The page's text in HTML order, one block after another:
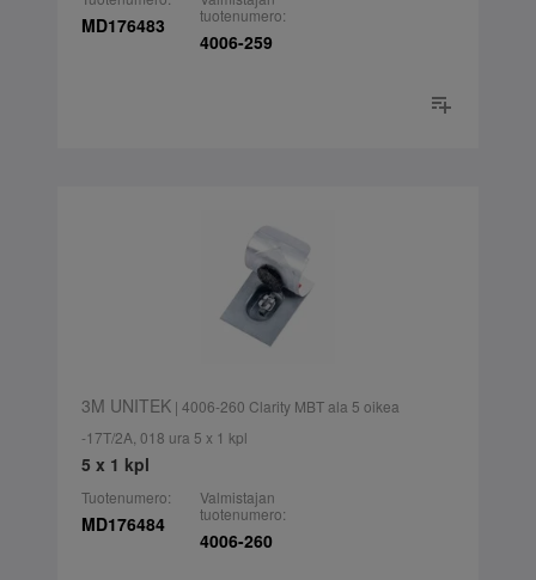
MD176483
tuotenumero:
4006-259
3M UNITEK| 4006-260 Clarity MBT ala 5 oikea
-17T/2A, 018 ura 5 x 1 kpl
5 x 1 kpl
Tuotenumero:
MD176484
Valmistajan
tuotenumero:
4006-260